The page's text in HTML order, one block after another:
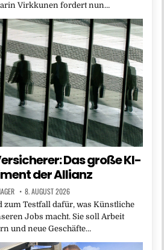
Virkkunen fordert nun…
Das große KI-
der Allianz
8. AUGUST 2026
zum Testfall dafür, was Künstliche
Jobs macht. Sie soll Arbeit
und neue Geschäfte…